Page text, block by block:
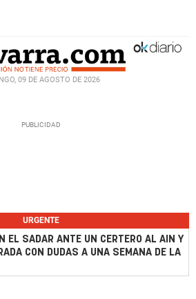
09 DE AGOSTO DE 2026
URGENTE
EL SADAR ANTE UN CERTERO AL AIN Y
CON DUDAS A UNA SEMANA DE LA